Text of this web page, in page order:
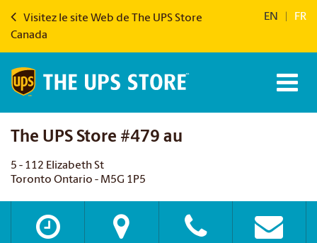
Visitez le site Web de The UPS Store
Canada
EN FR
The UPS Store #479 au
5 - 112 Elizabeth St
Toronto Ontario - M5G 1P5